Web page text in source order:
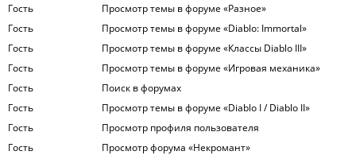
Гость
Просмотр темы в форуме «Разное»
Гость
Просмотр темы в форуме «Diablo: Immortal»
Гость
Просмотр темы в форуме «Классы Diablo III»
Гость
Просмотр темы в форуме «Игровая механика»
Гость
Поиск в форумах
Гость
Просмотр темы в форуме «Diablo I / Diablo II»
Гость
Просмотр профиля пользователя
Гость
Просмотр форума «Некромант»